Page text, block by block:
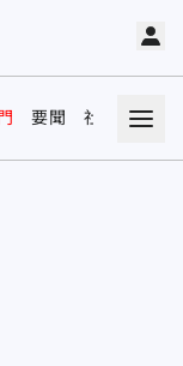
要聞 社會 娛樂